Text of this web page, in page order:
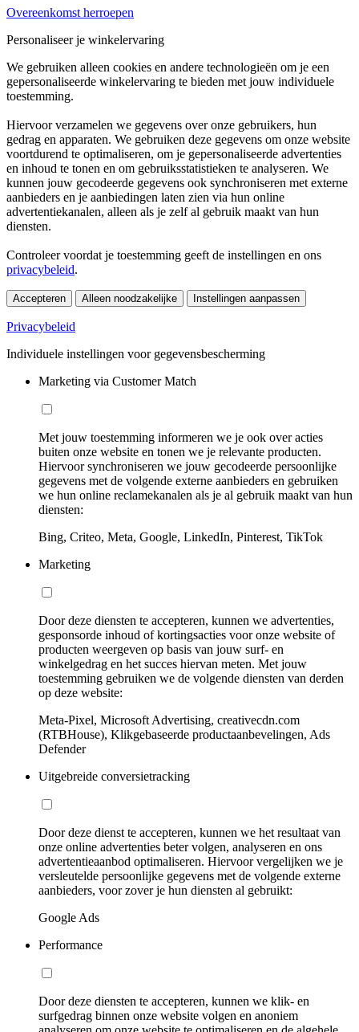
Overeenkomst herroepen
Personaliseer je winkelervaring
We gebruiken alleen cookies en andere technologieën om je een
gepersonaliseerde winkelervaring te bieden met jouw individuele
toestemming.
Hiervoor verzamelen we gegevens over onze gebruikers, hun
gedrag en apparaten. We gebruiken deze gegevens om onze website
voortdurend te optimaliseren, om je gepersonaliseerde advertenties
en inhoud te tonen en om gebruiksstatistieken te analyseren. We
kunnen jouw gecodeerde gegevens ook synchroniseren met externe
aanbieders en je aanbiedingen laten zien via hun online
advertentiekanalen, alleen als je zelf al gebruik maakt van hun
diensten.
Controleer voordat je toestemming geeft de instellingen en ons
privacybeleid.
Accepteren Alleen noodzakelijke Instellingen aanpassen
Privacybeleid
Individuele instellingen voor gegevensbescherming
Marketing via Customer Match
Met jouw toestemming informeren we je ook over acties
buiten onze website en tonen we je relevante producten.
Hiervoor synchroniseren we jouw gecodeerde persoonlijke
gegevens met de volgende externe aanbieders en gebruiken
we hun online reclamekanalen als je al gebruik maakt van hun
diensten:
Bing, Criteo, Meta, Google, LinkedIn, Pinterest, TikTok
Marketing
Door deze diensten te accepteren, kunnen we advertenties,
gesponsorde inhoud of kortingsacties voor onze website of
producten weergeven op basis van jouw surf- en
winkelgedrag en het succes hiervan meten. Met jouw
toestemming gebruiken we de volgende diensten van derden
op deze website:
Meta-Pixel, Microsoft Advertising, creativecdn.com
(RTBHouse), Klikgebaseerde productaanbevelingen, Ads
Defender
Uitgebreide conversietracking
Door deze dienst te accepteren, kunnen we het resultaat van
onze online advertenties beter volgen, analyseren en ons
advertentieaanbod optimaliseren. Hiervoor vergelijken we je
versleutelde persoonlijke gegevens met de volgende externe
aanbieders, voor zover je hun diensten al gebruikt:
Google Ads
Performance
Door deze diensten te accepteren, kunnen we klik- en
surfgedrag binnen onze website volgen en anoniem